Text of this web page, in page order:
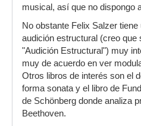
musical, así que no dispongo
No obstante Felix Salzer
audición estructural (creo que
"Audición Estructural") muy
muy de acuerdo en ver
Otros libros de interés son el
forma sonata y el libro de
de Schönberg donde analiza
Beethoven.